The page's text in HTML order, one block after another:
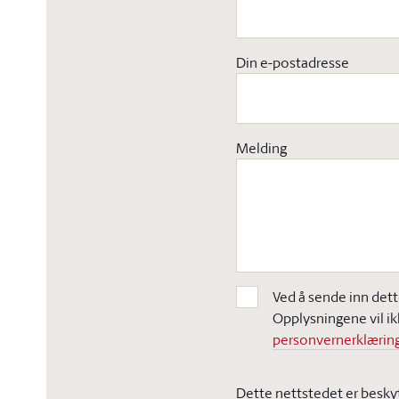
Din e-postadresse
Melding
Ved å sende inn
Opplysningene vil
Dette nettstedet er